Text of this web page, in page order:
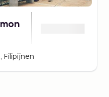
Filipijnen